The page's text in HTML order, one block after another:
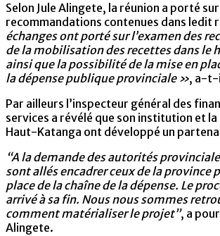
Selon Jule Alingete, la réunion a porté
recommandations contenues dans ledit
échanges ont porté sur l’examen des
de la mobilisation des recettes dans le
ainsi que la possibilité de la mise en
la dépense publique provinciale », a-t-
Par ailleurs l’inspecteur général des
services a révélé que son institution et
Haut-Katanga ont développé un
“A la demande des autorités
sont allés encadrer ceux de la province
place de la chaîne de la dépense. Le
arrivé à sa fin. Nous nous sommes
comment matérialiser le projet”, a
Alingete.